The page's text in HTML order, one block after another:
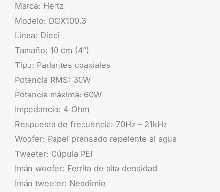
Marca: Hertz
Modelo: DCX100.3
Línea: Dieci
Tamaño: 10 cm (4”)
Tipo: Parlantes coaxiales
Potencia RMS: 30W
Potencia máxima: 60W
Impedancia: 4 Ohm
Respuesta de frecuencia: 70Hz – 21kHz
Woofer: Papel prensado repelente al agua
Tweeter: Cúpula PEI
Imán woofer: Ferrita de alta densidad
Imán tweeter: Neodimio